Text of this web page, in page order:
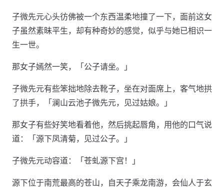
子微先元心头彷佛被一个东西温柔地撞了一下，面前这女
子虽然素昧平生，却有种奇妙的感觉，似乎与她已相识一
生一世。
那女子嫣然一笑，「公子请坐。」
子微先元有些笨拙地除去靴子，坐在对面席上，客气地拱
了拱手，「澜山云池子微先元，见过姑娘。」
那女子有些好笑地看着他，然后挑起唇角，用他的口气说
道：「源下凤清菊，见过公子。」
子微先元动容道：「苍虬源下宫！」
源下位于南荒最高的苍山，自天子乘龙南游，会仙人于玄